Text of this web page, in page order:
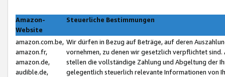
Amazon-
Website
Steuerliche Bestimmungen
amazon.com.be,
amazon.fr,
amazon.de,
audible.de,
Wir dürfen in Bezug auf Beträge, auf deren
vornehmen, zu denen wir gesetzlich verpflichtet
stellen die vollständige Zahlung und Abgeltung der
gelegentlich steuerlich relevante Informationen von